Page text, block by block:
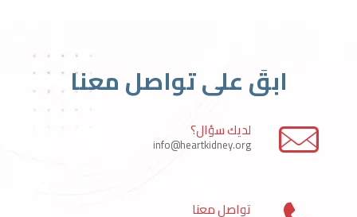
ابقَ على تواصل معنا
لديك سؤال؟
info@heartkidney.org
تواصل معنا